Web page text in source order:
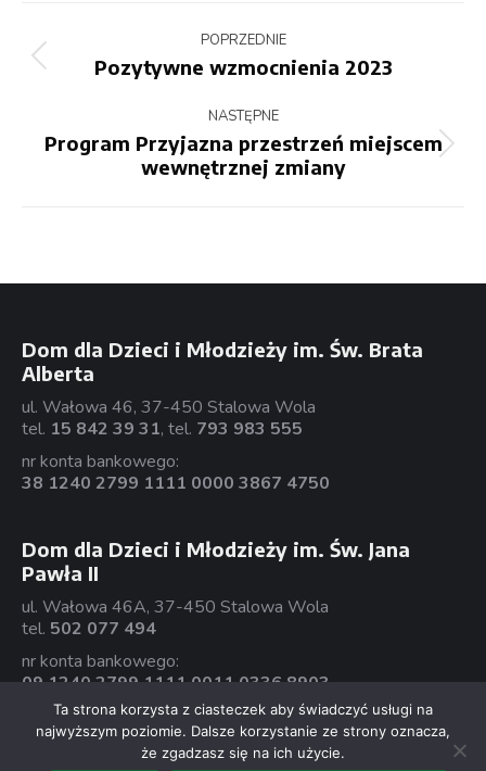
wpisów
POPRZEDNIE
Poprzedni
Pozytywne wzmocnienia 2023
NASTĘPNE
Następny
wpis:
Program Przyjazna przestrzeń miejscem
wewnętrznej zmiany
Dom dla Dzieci i Młodzieży im. Św. Brata
Alberta
ul. Wałowa 46, 37-450 Stalowa Wola
tel. 15 842 39 31, tel. 793 983 555
nr konta bankowego:
38 1240 2799 1111 0000 3867 4750
Dom dla Dzieci i Młodzieży im. Św. Jana
Pawła II
ul. Wałowa 46A, 37-450 Stalowa Wola
tel. 502 077 494
nr konta bankowego:
09 1240 2799 1111 0011 0336 8903
Ta strona korzysta z ciasteczek aby świadczyć usługi na
najwyższym poziomie. Dalsze korzystanie ze strony oznacza,
że zgadzasz się na ich użycie.